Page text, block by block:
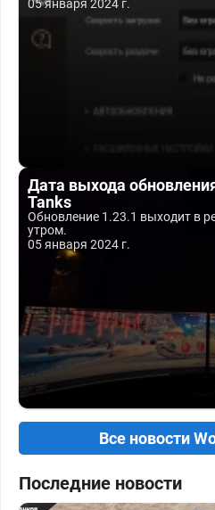
05 января 2024 г.
Дата выхода
Tanks
Обновление 1.23.1 выходит в
утром.
05 января 2024 г.
Все новости
Последние новости